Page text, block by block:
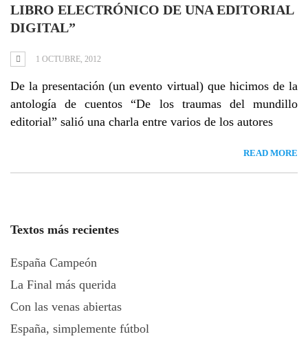
LIBRO ELECTRÓNICO DE UNA EDITORIAL
DIGITAL”
1 OCTUBRE, 2012
De la presentación (un evento virtual) que hicimos de la
antología de cuentos “De los traumas del mundillo
editorial” salió una charla entre varios de los autores
READ MORE
Textos más recientes
España Campeón
La Final más querida
Con las venas abiertas
España, simplemente fútbol